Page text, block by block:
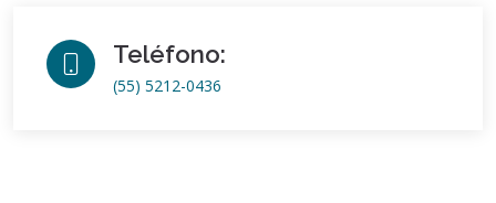
Teléfono:
(55) 5212-0436